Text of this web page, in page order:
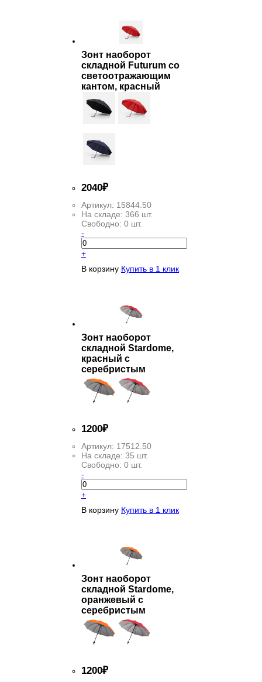
Зонт наоборот
складной Futurum со
светоотражающим
кантом, красный
2040₽
Артикул: 15844.50
На складе: 366 шт.
Свободно: 0 шт.
-
+
В корзину Купить в 1 клик
Зонт наоборот
складной Stardome,
красный с
серебристым
1200₽
Артикул: 17512.50
На складе: 35 шт.
Свободно: 0 шт.
-
+
В корзину Купить в 1 клик
Зонт наоборот
складной Stardome,
оранжевый с
серебристым
1200₽